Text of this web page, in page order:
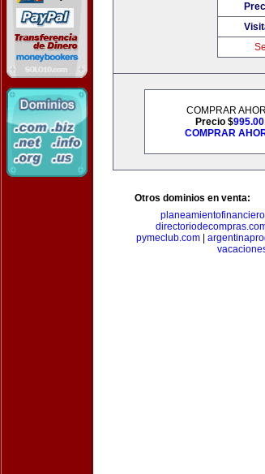
COMPRAR
Precio $995.00
COMPRAR
Otros dominios en venta:
pymeclub.com|